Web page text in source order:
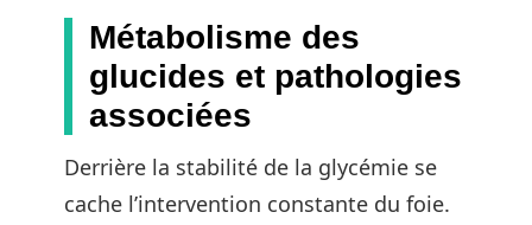
Métabolisme des
glucides et pathologies
associées
Derrière la stabilité de la glycémie se
cache l’intervention constante du foie.